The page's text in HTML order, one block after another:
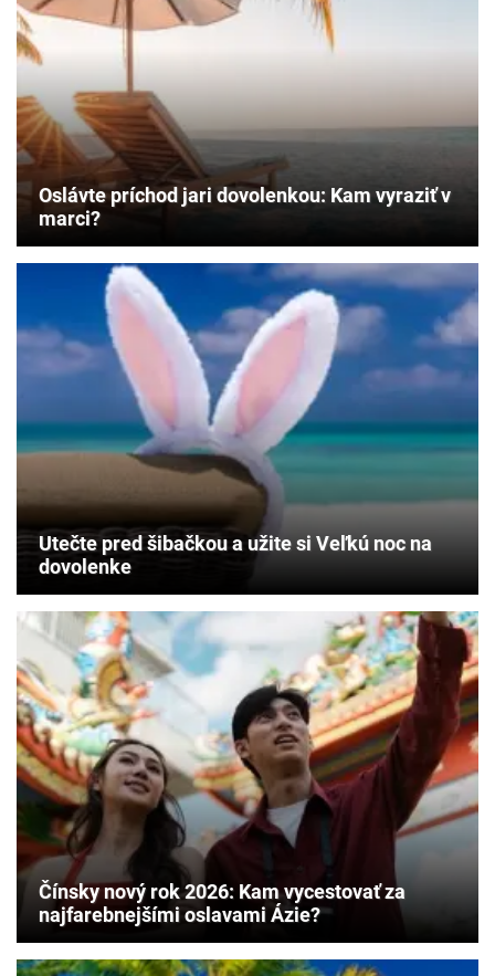
dostupných
v
Európe,
Afrike
aj
exotike.
Oslávte príchod jari dovolenkou: Kam vyraziť v
marci?
Utečte pred šibačkou a užite si Veľkú noc na
dovolenke
Čínsky nový rok 2026: Kam vycestovať za
najfarebnejšími oslavami Ázie?